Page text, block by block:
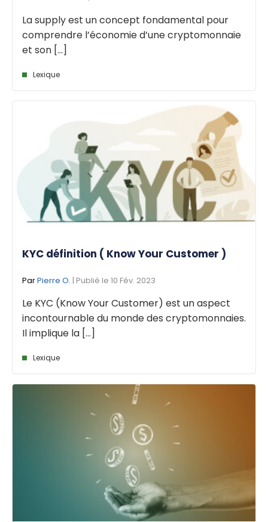
La supply est un concept fondamental pour
comprendre l’économie d’une cryptomonnaie
et son [...]
Lexique
KYC définition ( Know Your Customer )
ParPierre O. | Publié le 10 Fév. 2023
Le KYC (Know Your Customer) est un aspect
incontournable du monde des cryptomonnaies.
Il implique la [...]
Lexique